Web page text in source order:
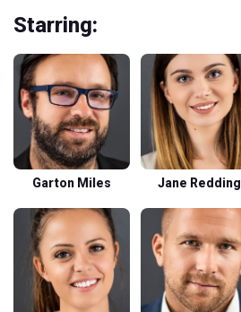
Starring:
Garton Miles Jane Redding